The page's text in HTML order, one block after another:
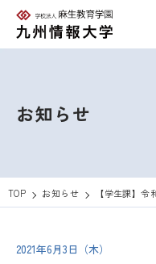
お知らせ
TOP お知らせ 【学生課】
2021年6月3日（木）